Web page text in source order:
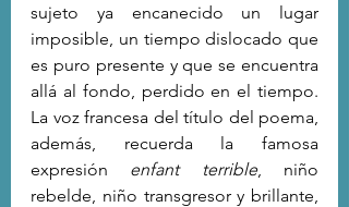
sujeto ya encanecido un lugar
imposible, un tiempo dislocado que
es puro presente y que se encuentra
allá al fondo, perdido en el tiempo.
La voz francesa del título del poema,
además, recuerda la famosa
expresión enfant terrible, niño
rebelde, niño transgresor y brillante,